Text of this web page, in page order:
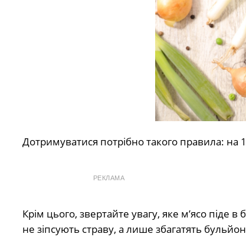
Дотримуватися потрібно такого правила: на
РЕКЛАМА
Крім цього, звертайте увагу, яке м’ясо піде
не зіпсують страву, а лише збагатять